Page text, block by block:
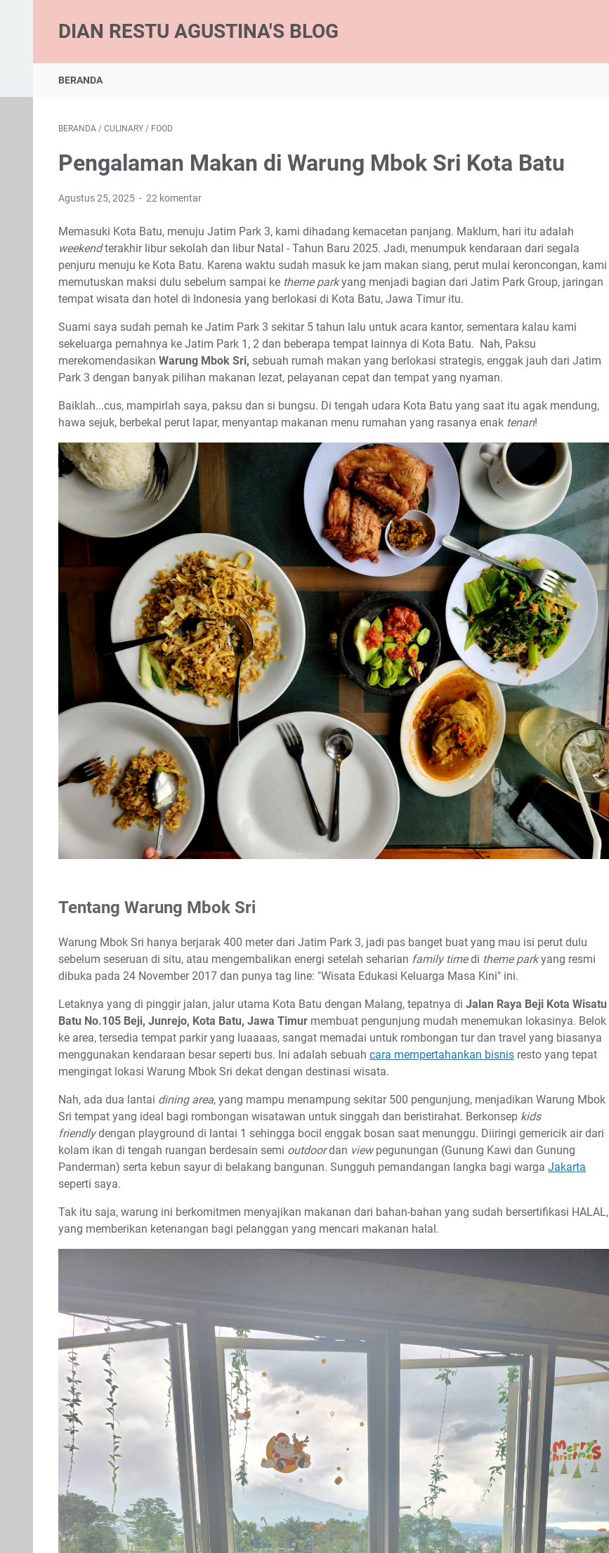
DIAN RESTU AGUSTINA'S BLOG
BERANDA
BERANDA / CULINARY / FOOD
Pengalaman Makan di Warung Mbok Sri Kota Batu
Agustus 25, 2025 22 komentar
Memasuki Kota Batu, menuju Jatim Park 3, kami dihadang kemacetan panjang. Maklum, hari itu adalah
weekendterakhir libur sekolah dan libur Natal - Tahun Baru 2025. Jadi, menumpuk kendaraan dari segala
penjuru menuju ke Kota Batu. Karena waktu sudah masuk ke jam makan siang, perut mulai keroncongan, kami
memutuskan maksi dulu sebelum sampai ke theme parkyang menjadi bagian dari Jatim Park Group, jaringan
tempat wisata dan hotel di Indonesia yang berlokasi di Kota Batu, Jawa Timur itu.
Suami saya sudah pernah ke Jatim Park 3 sekitar 5 tahun lalu untuk acara kantor, sementara kalau kami
sekeluarga pernahnya ke Jatim Park 1, 2 dan beberapa tempat lainnya di Kota Batu. Nah, Paksu
merekomendasikan Warung Mbok Sri, sebuah rumah makan yang berlokasi strategis, enggak jauh dari Jatim
Park 3 dengan banyak pilihan makanan lezat, pelayanan cepat dan tempat yang nyaman.
Baiklah...cus, mampirlah saya, paksu dan si bungsu. Di tengah udara Kota Batu yang saat itu agak mendung,
hawa sejuk, berbekal perut lapar, menyantap makanan menu rumahan yang rasanya enak tenan!
Tentang Warung Mbok Sri
Warung Mbok Sri hanya berjarak 400 meter dari Jatim Park 3, jadi pas banget buat yang mau isi perut dulu
sebelum seseruan di situ, atau mengembalikan energi setelah seharian family timedi theme parkyang resmi
dibuka pada 24 November 2017 dan punya tag line: "Wisata Edukasi Keluarga Masa Kini" ini.
Letaknya yang di pinggir jalan, jalur utama Kota Batu dengan Malang, tepatnya di Jalan Raya Beji Kota Wisatu
Batu No.105 Beji, Junrejo, Kota Batu, Jawa Timur membuat pengunjung mudah menemukan lokasinya. Belok
ke area, tersedia tempat parkir yang luaaaas, sangat memadai untuk rombongan tur dan travel yang biasanya
menggunakan kendaraan besar seperti bus. Ini adalah sebuah cara mempertahankan bisnis resto yang tepat
mengingat lokasi Warung Mbok Sri dekat dengan destinasi wisata.
Nah, ada dua lantai dining area, yang mampu menampung sekitar 500 pengunjung, menjadikan Warung Mbok
Sri tempat yang ideal bagi rombongan wisatawan untuk singgah dan beristirahat. Berkonsep kids
friendlydengan playground di lantai 1 sehingga bocil enggak bosan saat menunggu. Diiringi gemericik air dari
kolam ikan di tengah ruangan berdesain semi outdoordan viewpegunungan (Gunung Kawi dan Gunung
Panderman) serta kebun sayur di belakang bangunan. Sungguh pemandangan langka bagi warga Jakarta
seperti saya.
Tak itu saja, warung ini berkomitmen menyajikan makanan dari bahan-bahan yang sudah bersertifikasi HALAL,
yang memberikan ketenangan bagi pelanggan yang mencari makanan halal.